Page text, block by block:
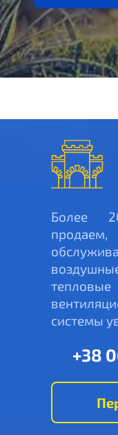
Более
системы
+38